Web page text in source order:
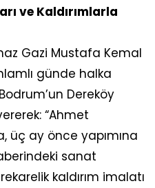
ve Kaldırımlarla
Gazi Mustafa Kemal
günde halka
Dereköy
“Ahmet
üç ay önce yapımına
sanat
kaldırım imalatı